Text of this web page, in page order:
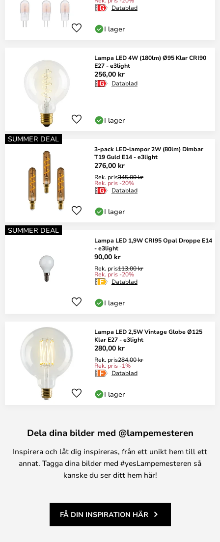
Datablad
I lager
Lampa LED 4W (180lm) Ø95 Klar CRI90
E27 - e3light
256,00 kr
Datablad
I lager
SUMMER DEAL
3-pack LED-lampor 2W (80lm) Dimbar
T19 Guld E14 - e3light
276,00 kr
Rek. pris345,00 kr
Rek. pris -20%
Datablad
I lager
SUMMER DEAL
Lampa LED 1,9W CRI95 Opal Droppe E14
- e3light
90,00 kr
Rek. pris113,00 kr
Rek. pris -20%
Datablad
I lager
Lampa LED 2,5W Vintage Globe Ø125
Klar E27 - e3light
280,00 kr
Rek. pris284,00 kr
Rek. pris -1%
Datablad
I lager
Dela dina bilder med @lampemesteren
Inspirera och låt dig inspireras, från ett unikt hem till ett
annat. Tagga dina bilder med #yesLampemesteren så
kanske du ser ditt hem här!
FÅ DIN INSPIRATION HÄR